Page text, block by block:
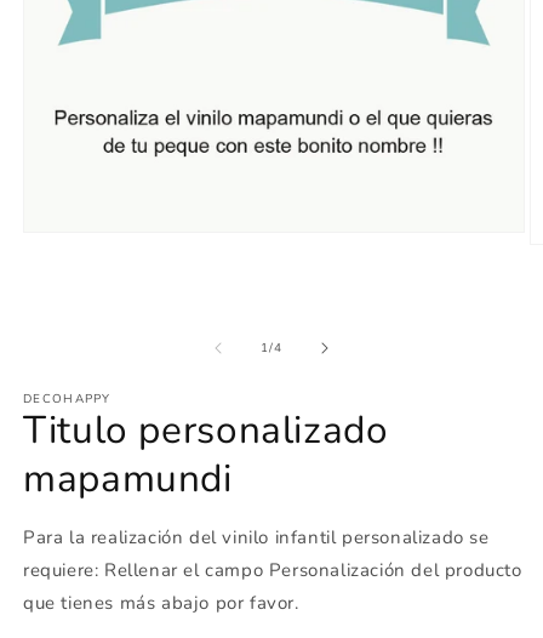
1/de
4
DECOHAPPY
Titulo personalizado
mapamundi
Para la realización del vinilo infantil personalizado se
requiere: Rellenar el campo Personalización del producto
que tienes más abajo por favor.